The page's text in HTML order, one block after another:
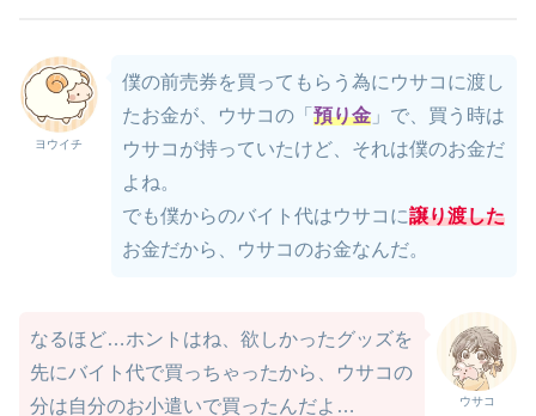
ヨウイチ
僕の前売券を買ってもらう為にウサコに渡し
たお金が、ウサコの「 預り金」で、買う時は
ウサコが持っていたけど、それは僕のお金だ
よね。
でも僕からのバイト代はウサコに譲り渡した
お金だから、ウサコのお金なんだ。
ウサコ
なるほど…ホントはね、欲しかったグッズを
先にバイト代で買っちゃったから、ウサコの
分は自分のお小遣いで買ったんだよ…